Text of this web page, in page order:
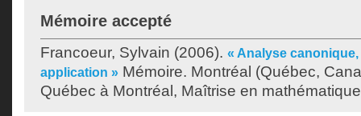
Mémoire accepté
Francoeur, Sylvain (2006). « Analyse
application » Mémoire. Montréal (Québec,
Québec à Montréal, Maîtrise en